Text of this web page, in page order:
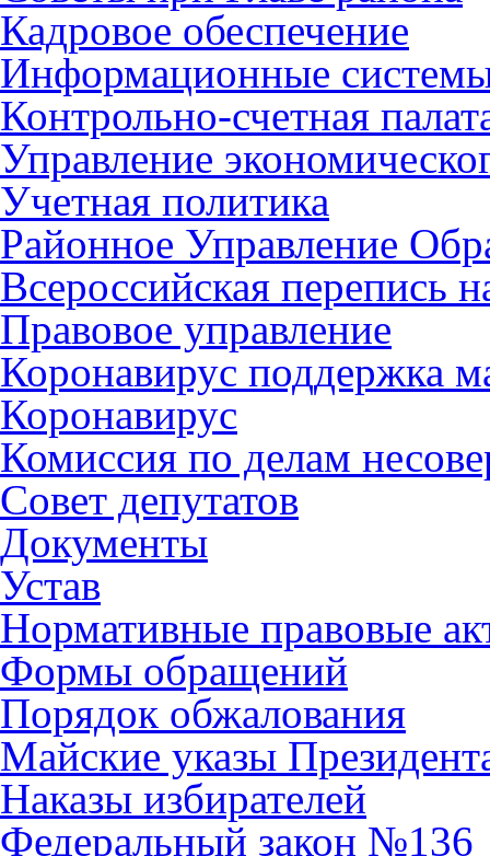
Кадровое обеспечение
Информационные
Контрольно-счетная
Управление
Учетная политика
Районное Управление
Всероссийская перепись
Правовое управление
Коронавирус поддержка
Коронавирус
Комиссия по делам
Совет депутатов
Документы
Устав
Нормативные правовые
Формы обращений
Порядок обжалования
Майские указы
Наказы избирателей
Федеральный закон №136